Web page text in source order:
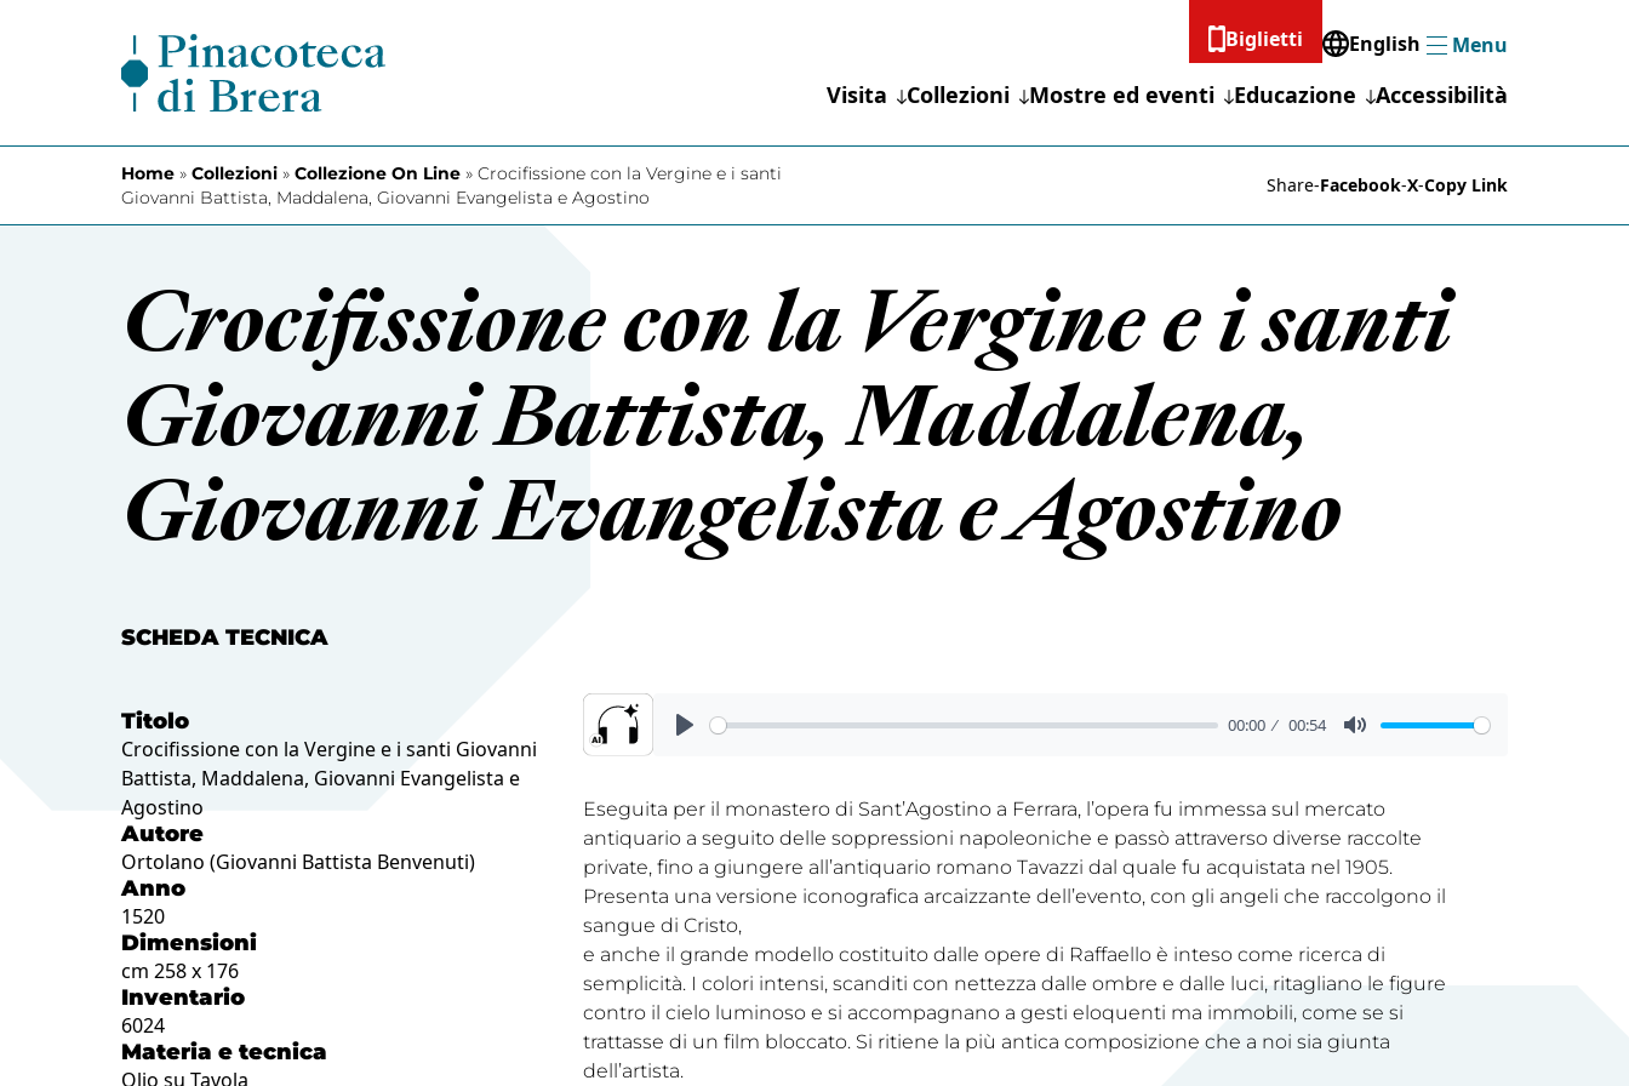
Biglietti
English
MenuMenu
Visita Collezioni Mostre ed eventi Educazione Accessibilità
Home » Collezioni » Collezione On Line » Crocifissione con la Vergine e i santi
Giovanni Battista, Maddalena, Giovanni Evangelista e Agostino
Share-Facebook-X-Copy Link
Crocifissione con la Vergine e i santi
Giovanni Battista, Maddalena,
Giovanni Evangelista e Agostino
SCHEDA TECNICA
Titolo
Crocifissione con la Vergine e i santi Giovanni
Battista, Maddalena, Giovanni Evangelista e
Agostino
Autore
Ortolano (Giovanni Battista Benvenuti)
Anno
1520
Dimensioni
cm 258 x 176
Inventario
6024
Materia e tecnica
Olio su Tavola
00:00 00:54
Eseguita per il monastero di Sant’Agostino a Ferrara, l’opera fu immessa sul mercato
antiquario a seguito delle soppressioni napoleoniche e passò attraverso diverse raccolte
private, fino a giungere all’antiquario romano Tavazzi dal quale fu acquistata nel 1905.
Presenta una versione iconografica arcaizzante dell’evento, con gli angeli che raccolgono il
sangue di Cristo,
e anche il grande modello costituito dalle opere di Raffaello è inteso come ricerca di
semplicità. I colori intensi, scanditi con nettezza dalle ombre e dalle luci, ritagliano le figure
contro il cielo luminoso e si accompagnano a gesti eloquenti ma immobili, come se si
trattasse di un film bloccato. Si ritiene la più antica composizione che a noi sia giunta
dell’artista.